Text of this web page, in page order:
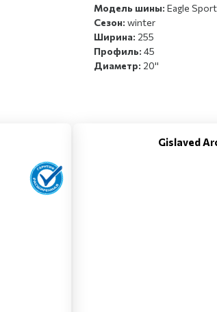
Модель шины:Eagle
Сезон:winter
Ширина: 255
Профиль:45
Диаметр: 20''
Gislaved